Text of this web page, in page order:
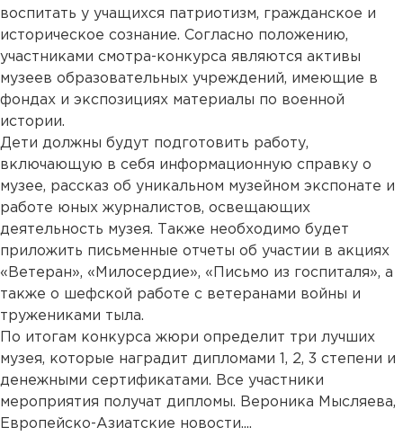
воспитать у учащихся патриотизм, гражданское и
историческое сознание. Согласно положению,
участниками смотра-конкурса являются активы
музеев образовательных учреждений, имеющие в
фондах и экспозициях материалы по военной
истории.
Дети должны будут подготовить работу,
включающую в себя информационную справку о
музее, рассказ об уникальном музейном экспонате и
работе юных журналистов, освещающих
деятельность музея. Также необходимо будет
приложить письменные отчеты об участии в акциях
«Ветеран», «Милосердие», «Письмо из госпиталя», а
также о шефской работе с ветеранами войны и
тружениками тыла.
По итогам конкурса жюри определит три лучших
музея, которые наградит дипломами 1, 2, 3 степени и
денежными сертификатами. Все участники
мероприятия получат дипломы. Вероника Мысляева,
Европейско-Азиатские новости....